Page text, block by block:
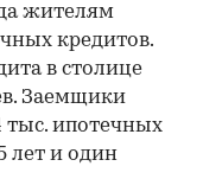
жителям
кредитов.
в столице
Заемщики
тыс. ипотечных
лет и один